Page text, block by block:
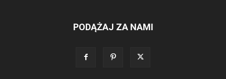
PODĄŻAJ ZA NAMI